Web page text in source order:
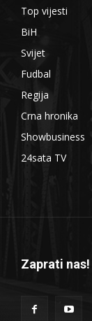
Top vijesti
BiH
Svijet
Fudbal
Regija
Crna hronika
Showbusiness
24sata TV
Zaprati nas!